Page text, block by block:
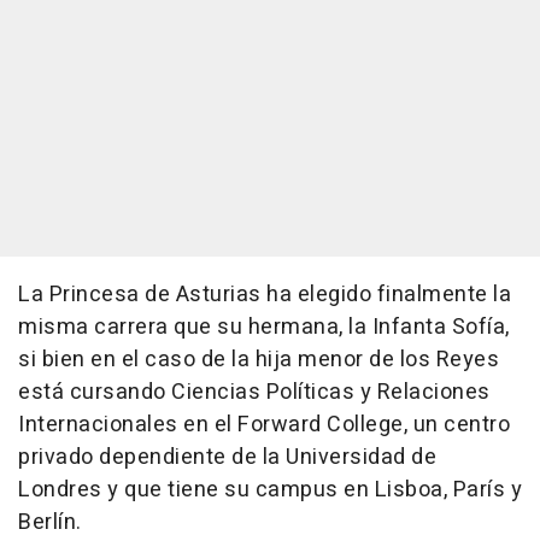
La Princesa de Asturias ha elegido finalmente la
misma carrera que su hermana, la Infanta Sofía,
si bien en el caso de la hija menor de los Reyes
está cursando Ciencias Políticas y Relaciones
Internacionales en el Forward College, un centro
privado dependiente de la Universidad de
Londres y que tiene su campus en Lisboa, París y
Berlín.